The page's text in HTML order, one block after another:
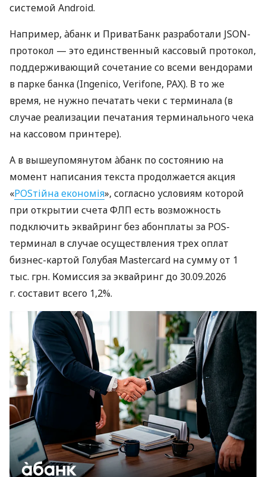
системой Android.
Например, àбанк и ПриватБанк разработали JSON-
протокол — это единственный кассовый протокол,
поддерживающий сочетание со всеми вендорами
в парке банка (Ingenico, Verifone, PAX). В то же
время, не нужно печатать чеки с терминала (в
случае реализации печатания терминального чека
на кассовом принтере).
А в вышеупомянутом àбанк по состоянию на
момент написания текста продолжается акция
«POSтійна економія», согласно условиям которой
при открытии счета ФЛП есть возможность
подключить эквайринг без абонплаты за POS-
терминал в случае осуществления трех оплат
бизнес-картой Голубая Mastercard на сумму от 1
тыс. грн. Комиссия за эквайринг до 30.09.2026
г. составит всего 1,2%.